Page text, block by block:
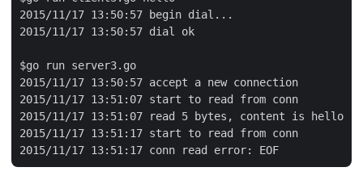
2015/11/17 13:50:57 begin dial...
2015/11/17 13:50:57 dial ok
$go run server3.go
2015/11/17 13:50:57 accept a new connection
2015/11/17 13:51:07 start to read from conn
2015/11/17 13:51:07 read 5 bytes, content is hello
2015/11/17 13:51:17 start to read from conn